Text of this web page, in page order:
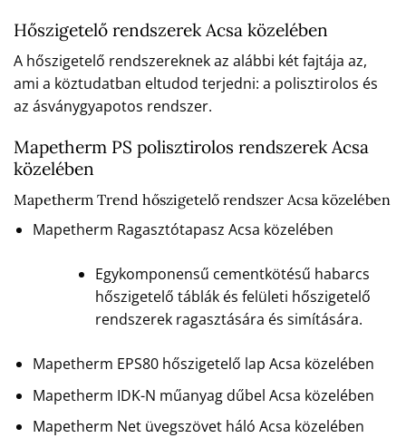
Hőszigetelő rendszerek Acsa közelében
A hőszigetelő rendszereknek az alábbi két fajtája az,
ami a köztudatban eltudod terjedni: a polisztirolos és
az ásványgyapotos rendszer.
Mapetherm PS polisztirolos rendszerek Acsa
közelében
Mapetherm Trend hőszigetelő rendszer Acsa közelében
Mapetherm Ragasztótapasz Acsa közelében
Egykomponensű cementkötésű habarcs
hőszigetelő táblák és felületi hőszigetelő
rendszerek ragasztására és simítására.
Mapetherm EPS80 hőszigetelő lap Acsa közelében
Mapetherm IDK-N műanyag dűbel Acsa közelében
Mapetherm Net üvegszövet háló Acsa közelében